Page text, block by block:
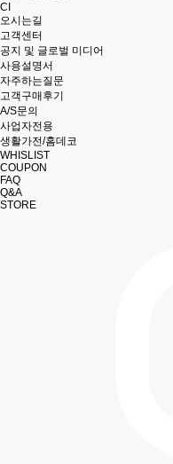
CI
오시는길
고객센터
공지 및 글로벌 미디어
사용설명서
자주하는질문
고객구매후기
A/S문의
사업자전용
생활가전/홈데코
WHISLIST
COUPON
FAQ
Q&A
STORE